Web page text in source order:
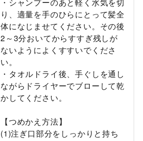
・シャンプーのあと軽く水気を切
り、適量を手のひらにとって髪全
体になじませてください。その後
2～3分おいてからすすぎ残しが
ないようによくすすいでくださ
い。
・タオルドライ後、手ぐしを通し
ながらドライヤーでブローして乾
かしてください。
【つめかえ方法】
(1)注ぎ口部分をしっかりと持ち